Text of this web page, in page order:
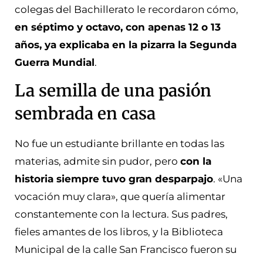
colegas del Bachillerato le recordaron cómo,
en séptimo y octavo, con apenas 12 o 13
años, ya explicaba en la pizarra la Segunda
Guerra Mundial.
La semilla de una pasión
sembrada en casa
No fue un estudiante brillante en todas las
materias, admite sin pudor, pero con la
historia siempre tuvo gran desparpajo. «Una
vocación muy clara», que quería alimentar
constantemente con la lectura. Sus padres,
fieles amantes de los libros, y la Biblioteca
Municipal de la calle San Francisco fueron su